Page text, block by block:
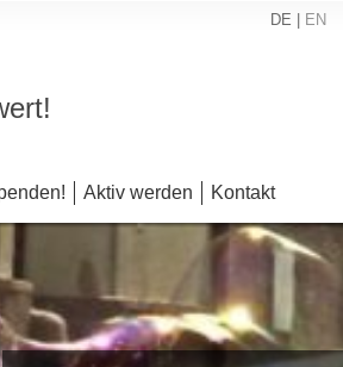
Aktiv werden Kontakt
DE | EN